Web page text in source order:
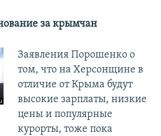
за крымчан
Заявления Порошенко о
том, что на Херсонщине в
отличие от Крыма будут
высокие зарплаты, низкие
цены и популярные
курорты, тоже пока